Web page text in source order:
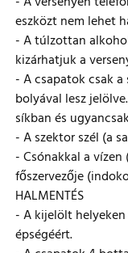
eszközt nem lehet
- A túlzottan
kizárhatjuk a
- A csapatok csak
bolyával lesz
síkban és
- A szektor szél (a
- Csónakkal a
főszervezője
HALMENTÉS
- A kijelölt
épségéért.